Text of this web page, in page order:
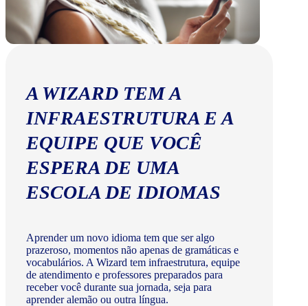
A WIZARD TEM A
INFRAESTRUTURA E A
EQUIPE QUE VOCÊ
ESPERA DE UMA
ESCOLA DE IDIOMAS
Aprender um novo idioma tem que ser algo
prazeroso, momentos não apenas de gramáticas e
vocabulários. A Wizard tem infraestrutura, equipe
de atendimento e professores preparados para
receber você durante sua jornada, seja para
aprender alemão ou outra língua.